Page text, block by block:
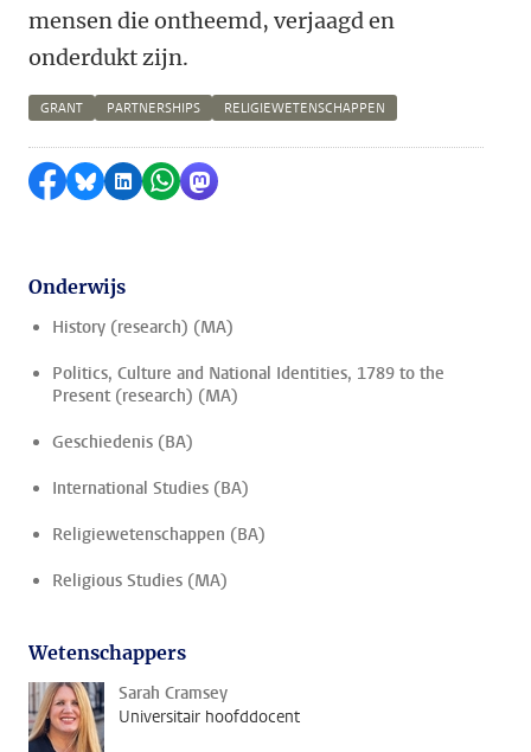
mensen die ontheemd, verjaagd en
onderdukt zijn.
GRANT PARTNERSHIPS RELIGIEWETENSCHAPPEN
Delen op Facebook
Delen via Bluesky
Delen op LinkedIn
Delen via WhatsApp
Delen via Mastodon
Onderwijs
History (research) (MA)
Politics, Culture and National Identities, 1789 to the
Present (research) (MA)
Geschiedenis (BA)
International Studies (BA)
Religiewetenschappen (BA)
Religious Studies (MA)
Wetenschappers
Sarah Cramsey
Universitair hoofddocent